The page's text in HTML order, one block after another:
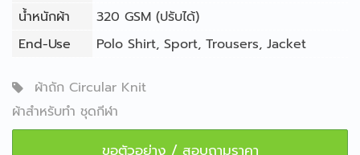
น้ำหนักผ้า
320 GSM (ปรับได้)
End-Use
Polo Shirt, Sport, Trousers, Jacket
ผ้าถัก Circular Knit
ผ้าสำหรับทำ ชุดกีฬา
ขอตัวอย่าง / สอบถามราคา